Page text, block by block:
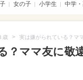
女の子 小学生 中学
歳 > 実は嫌がられている？マ
？ママ友に敬